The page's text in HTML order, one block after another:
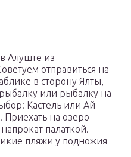
Алуште из
отправиться на
в сторону Ялты,
или рыбалку на
Кастель или Ай-
Приехать на озеро
палаткой.
пляжи у подножия